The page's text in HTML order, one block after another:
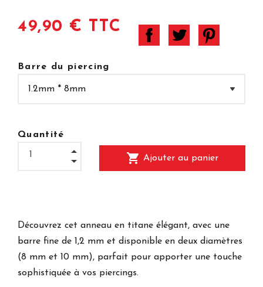
49,90 € TTC
Barre du piercing
Quantité
shopping_cart Ajouter au panier
Découvrez cet anneau en titane élégant, avec une
barre fine de 1,2 mm et disponible en deux diamètres
(8 mm et 10 mm), parfait pour apporter une touche
sophistiquée à vos piercings.